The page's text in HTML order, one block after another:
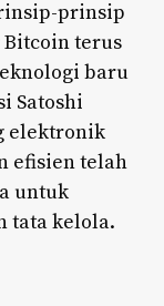
prinsip
terus
baru
Satoshi
elektronik
efisien telah
untuk
tata kelola.